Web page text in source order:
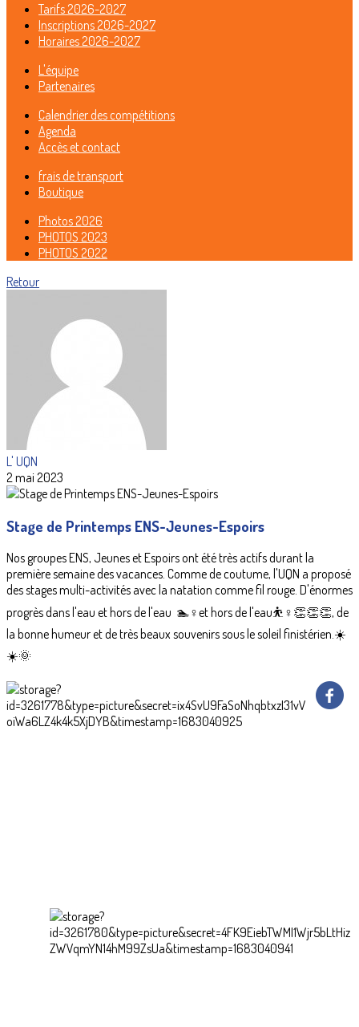
Tarifs 2026-2027
Inscriptions 2026-2027
Horaires 2026-2027
L'équipe
Partenaires
Calendrier des compétitions
Agenda
Accès et contact
frais de transport
Boutique
Photos 2026
PHOTOS 2023
PHOTOS 2022
Retour
L' UQN
2 mai 2023
Stage de Printemps ENS-Jeunes-Espoirs
Nos groupes ENS, Jeunes et Espoirs ont été très actifs durant la
première semaine des vacances. Comme de coutume, l'UQN a proposé
des stages multi-activités avec la natation comme fil rouge. D'énormes
progrès dans l'eau et hors de l'eau 🏊♀️et hors de l'eau⛹️♀️👏👏👏, de
la bonne humeur et de très beaux souvenirs sous le soleil finistérien.☀️
☀️🌞